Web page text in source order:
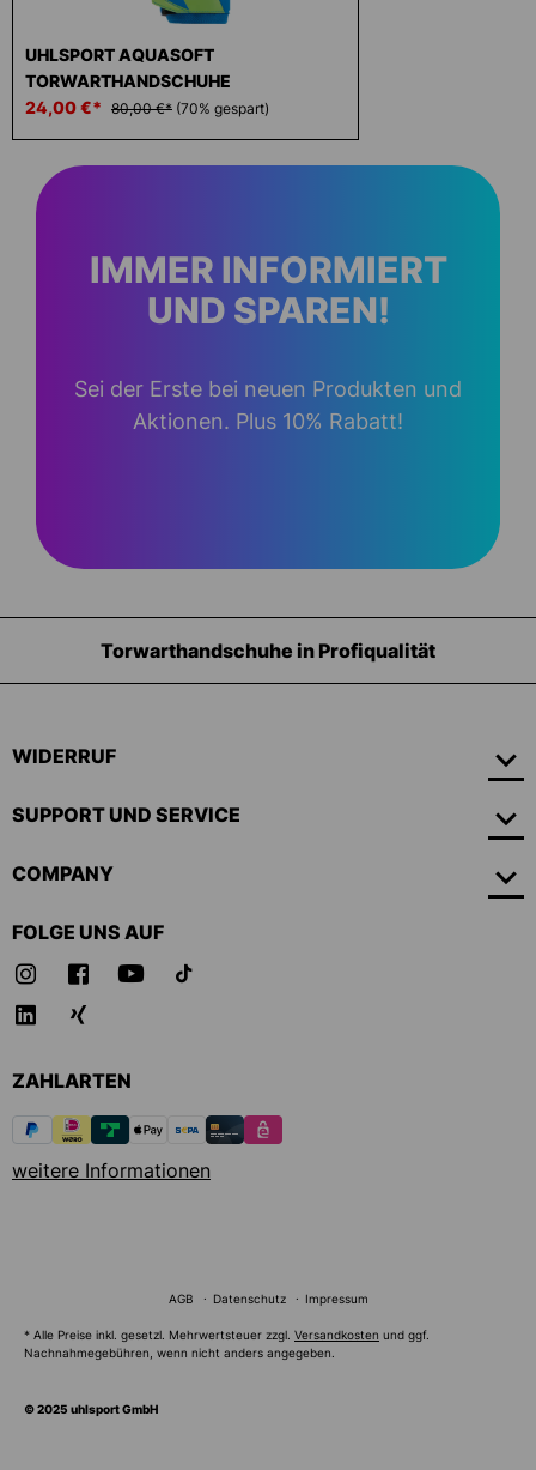
UHLSPORT AQUASOFT
TORWARTHANDSCHUHE
24,00 €* 80,00 €* (70% gespart)
IMMER INFORMIERT
UND SPAREN!
Sei der Erste bei neuen Produkten und
Aktionen. Plus 10% Rabatt!
Ausrüstung für Torhüter
WIDERRUF
SUPPORT UND SERVICE
COMPANY
FOLGE UNS AUF
ZAHLARTEN
weitere Informationen
AGB Datenschutz Impressum
© 2025 uhlsport GmbH
* Alle Preise inkl. gesetzl. Mehrwertsteuer zzgl. Versandkosten und ggf.
Nachnahmegebühren, wenn nicht anders angegeben.